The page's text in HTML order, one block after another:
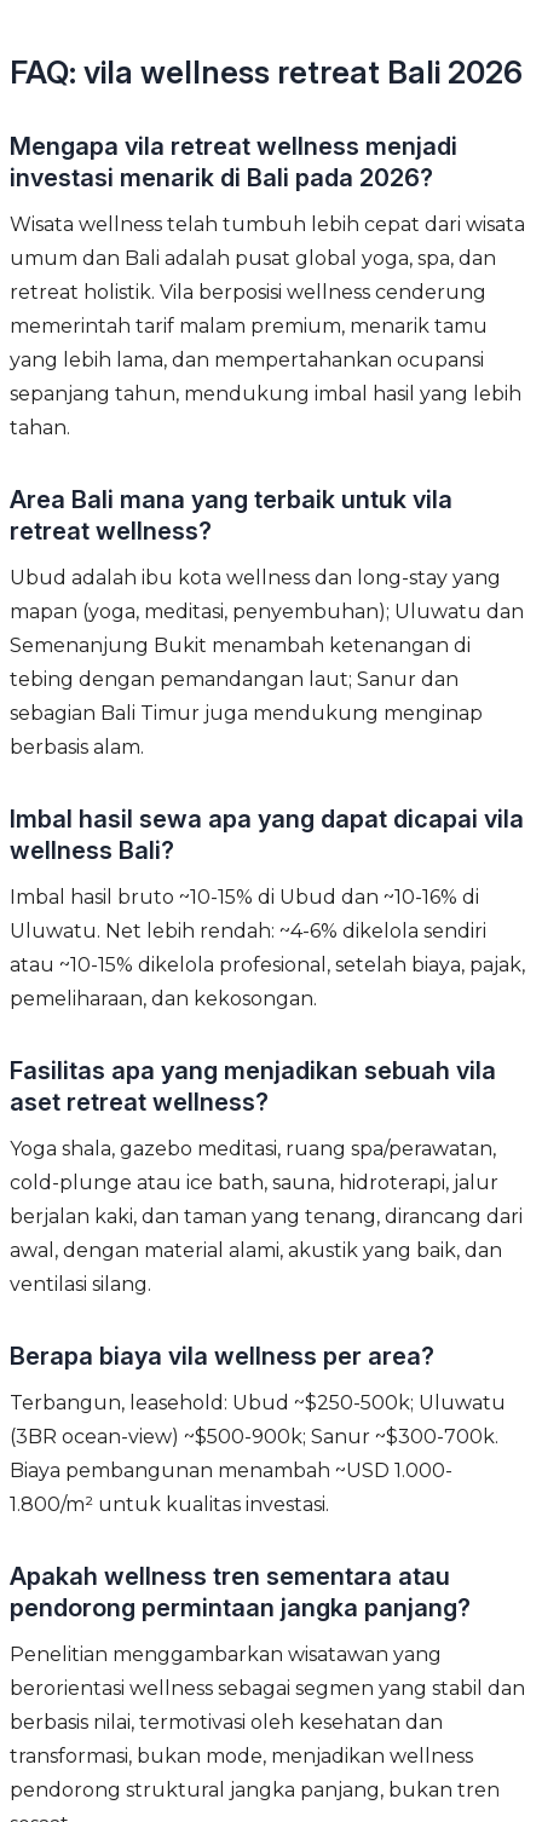
FAQ: vila wellness retreat Bali 2026
Mengapa vila retreat wellness menjadi
investasi menarik di Bali pada 2026?
Wisata wellness telah tumbuh lebih cepat dari wisata
umum dan Bali adalah pusat global yoga, spa, dan
retreat holistik. Vila berposisi wellness cenderung
memerintah tarif malam premium, menarik tamu
yang lebih lama, dan mempertahankan ocupansi
sepanjang tahun, mendukung imbal hasil yang lebih
tahan.
Area Bali mana yang terbaik untuk vila
retreat wellness?
Ubud adalah ibu kota wellness dan long-stay yang
mapan (yoga, meditasi, penyembuhan); Uluwatu dan
Semenanjung Bukit menambah ketenangan di
tebing dengan pemandangan laut; Sanur dan
sebagian Bali Timur juga mendukung menginap
berbasis alam.
Imbal hasil sewa apa yang dapat dicapai vila
wellness Bali?
Imbal hasil bruto ~10-15% di Ubud dan ~10-16% di
Uluwatu. Net lebih rendah: ~4-6% dikelola sendiri
atau ~10-15% dikelola profesional, setelah biaya, pajak,
pemeliharaan, dan kekosongan.
Fasilitas apa yang menjadikan sebuah vila
aset retreat wellness?
Yoga shala, gazebo meditasi, ruang spa/perawatan,
cold-plunge atau ice bath, sauna, hidroterapi, jalur
berjalan kaki, dan taman yang tenang, dirancang dari
awal, dengan material alami, akustik yang baik, dan
ventilasi silang.
Berapa biaya vila wellness per area?
Terbangun, leasehold: Ubud ~$250-500k; Uluwatu
(3BR ocean-view) ~$500-900k; Sanur ~$300-700k.
Biaya pembangunan menambah ~USD 1.000-
1.800/m² untuk kualitas investasi.
Apakah wellness tren sementara atau
pendorong permintaan jangka panjang?
Penelitian menggambarkan wisatawan yang
berorientasi wellness sebagai segmen yang stabil dan
berbasis nilai, termotivasi oleh kesehatan dan
transformasi, bukan mode, menjadikan wellness
pendorong struktural jangka panjang, bukan tren